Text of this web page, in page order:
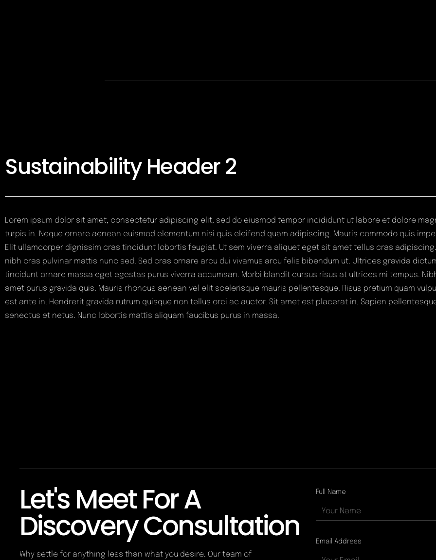
Sustainability Header 2
Lorem ipsum dolor sit amet, consectetur adipiscing elit, sed do eiusmod tempor incididunt ut labore et dolore
turpis in. Neque ornare aenean euismod elementum nisi quis eleifend quam adipiscing. Mauris commodo quis
Elit ullamcorper dignissim cras tincidunt lobortis feugiat. Ut sem viverra aliquet eget sit amet tellus cras
nibh cras pulvinar mattis nunc sed. Sed cras ornare arcu dui vivamus arcu felis bibendum ut. Ultrices gravida
tincidunt ornare massa eget egestas purus viverra accumsan. Morbi blandit cursus risus at ultrices mi tempus.
amet purus gravida quis. Mauris rhoncus aenean vel elit scelerisque mauris pellentesque. Risus pretium quam
est ante in. Hendrerit gravida rutrum quisque non tellus orci ac auctor. Sit amet est placerat in. Sapien
senectus et netus. Nunc lobortis mattis aliquam faucibus purus in massa.
Let's Meet For A
Discovery Consultation
Why settle for anything less than what you desire. Our team of
Full Name
Email Address